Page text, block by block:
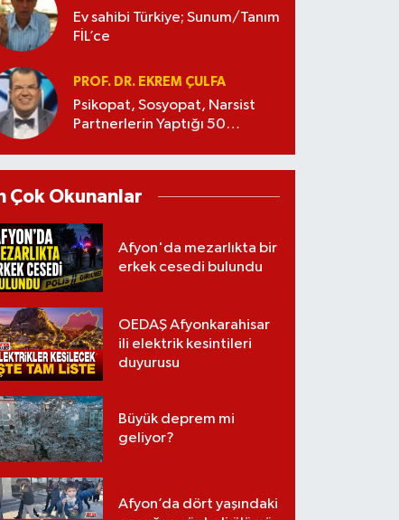
Ev sahibi Türkiye; Sunum/Tanım
FİL’ce
PROF. DR. EKREM ÇULFA
Psikopat, Sosyopat, Narsist
Partnerlerin Yaptığı 50
Çok Okunanlar
Afyon'da mezarlıkta bir
erkek cesedi bulundu
OEDAŞ Afyonkarahisar
ili elektrik kesintileri
duyurusu
Büyük deprem mi
geliyor?
Afyon’da dört yaşındaki